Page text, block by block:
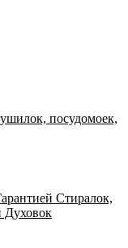
посудомоек,
Стиралок,
Духовок